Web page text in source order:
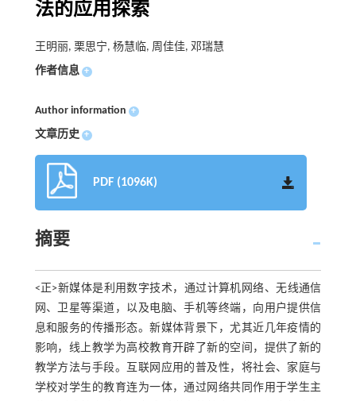
法的应用探索
王明丽, 栗思宁, 杨慧临, 周佳佳, 邓瑞慧
作者信息 +
Author information +
文章历史 +
PDF (1096K)
摘要
<正>新媒体是利用数字技术，通过计算机网络、无线通信
网、卫星等渠道，以及电脑、手机等终端，向用户提供信
息和服务的传播形态。新媒体背景下，尤其近几年疫情的
影响，线上教学为高校教育开辟了新的空间，提供了新的
教学方法与手段。互联网应用的普及性，将社会、家庭与
学校对学生的教育连为一体，通过网络共同作用于学生主